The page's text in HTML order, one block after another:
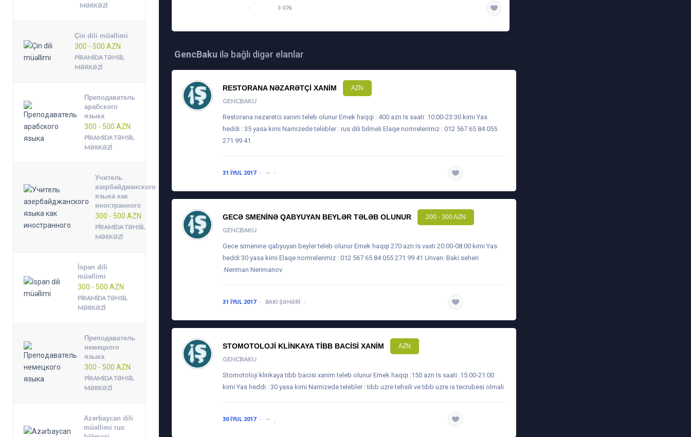
MƏRKƏZI
Çin dili müəllimi
300 - 500 AZN
PIRAMIDA TƏHSIL
MƏRKƏZI
Преподаватель
арабского
языка
300 - 500 AZN
PIRAMIDA TƏHSIL
MƏRKƏZI
Учитель
азербайджанского
языка как
иностранного
300 - 500 AZN
PIRAMIDA TƏHSIL
MƏRKƏZI
İspan dili
müəllimi
300 - 500 AZN
PIRAMIDA TƏHSIL
MƏRKƏZI
Преподаватель
немецкого
языка
300 - 500 AZN
PIRAMIDA TƏHSIL
MƏRKƏZI
Azərbaycan dili
müəllimi rus
BAXILIB:3 076
GencBaku ilə bağlı digər elanlar
RESTORANA NƏZARƏTÇI XANIM AZN
GENCBAKU
Restorana nezaretci xanim teleb olunur Emek haqqi : 400 azn Is saati: 10:00-23:30 kimi Yas
heddi : 35 yasa kimi Namizede telebler : rus dili bilmeli Elaqe nomrelerimiz : 012 567 65 84 055
271 99 41
31 IYUL 2017 —
GECƏ SMENINƏ QABYUYAN BEYLƏR TƏLƏB OLUNUR 200 - 300 AZN
GENCBAKU
Gece simenine qabyuyan beyler teleb olunur Emek haqqi 270 azn Is vaxti 20:00-08:00 kimi Yas
heddi 30 yasa kimi Elaqe nomrelerimiz : 012 567 65 84 055 271 99 41 Unvan: Baki seheri
.Neriman Nerimanov
31 IYUL 2017 BAKI ŞƏHƏRI
STOMOTOLOJI KLINKAYA TIBB BACISI XANIM AZN
GENCBAKU
Stomotoloji klinkaya tibb bacisi xanim teleb olunur Emek haqqi :150 azn Is saati: 15:00-21:00
kimi Yas heddi : 30 yasa kimi Namizede telebler : tibb uzre tehsili ve tibb uzre is tecrubesi olmali
30 IYUL 2017 —